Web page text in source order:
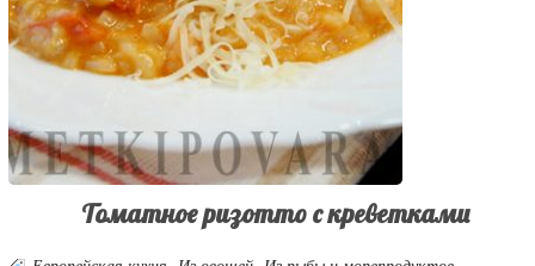
Томатное ризотто с креветками